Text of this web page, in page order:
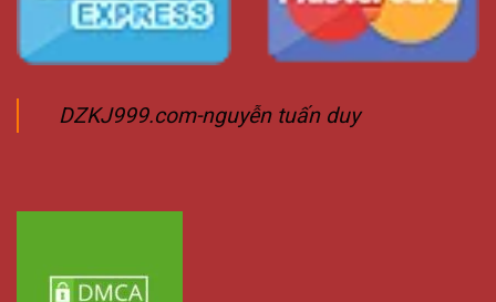
DZKJ999.com-nguyễn tuấn duy